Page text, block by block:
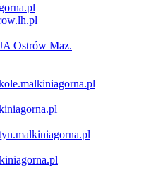
Ostrów Maz.